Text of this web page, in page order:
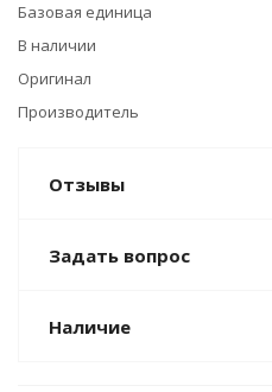
Базовая единица
В наличии
Оригинал
Производитель
Отзывы
Задать вопрос
Наличие